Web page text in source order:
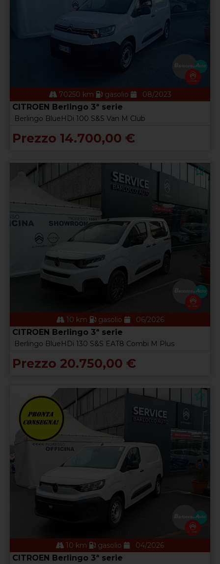
70250 km gasolio 08/2023
CITROEN Berlingo 3ª serie
Berlingo BlueHDi 100 S&S Van M Club
Prezzo 14.700,00 €
10 km gasolio 06/2026
CITROEN Berlingo 3ª serie
Berlingo BlueHDi 130 S&S EAT8 Combi M Plus
Prezzo 20.750,00 €
10 km gasolio 04/2026
CITROEN Berlingo 3ª serie